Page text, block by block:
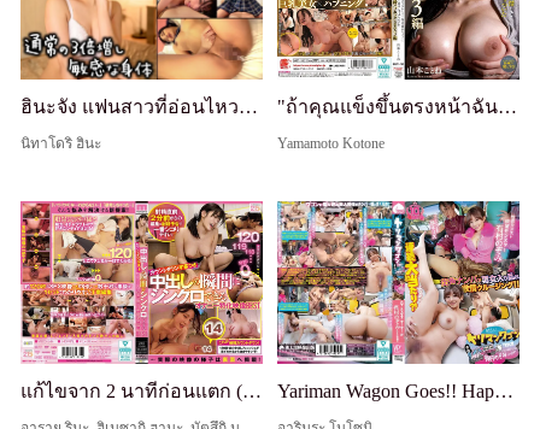
ฮินะจัง แฟนสาวที่อ่อนไหวและเสียวของฉันที่ระลึกถึงประสบการณ์ในอดีตและมีความอ่อนไหวมากขึ้นสามเท่าของปกติ
นิทาโดริ ฮินะ
"ถ้าคุณแข็งขึ้นตรงหน้าฉัน... ฉันก็จะเปียกด้วย..." SEX จริง 3: สาวสวยนมใหญ่ตื่นเต้นกับควยแข็งของผู้ชายแล้วดูดเอง - Kotone Yamamoto
Yamamoto Kotone
แก้ไขจาก 2 นาทีก่อนแตก (ง่ายที่สุดในการชักว่าวด้วยการแสดงตัวอย่างการแตก! วิดีโอที่เน้นการชักว่าวที่ดีที่สุดพร้อมคำบรรยายใต้ภาพนับถอยหลังเพื่อซิงค์กับช่วงเวลาที่แตกใน) Yariman Wagon Goes!! Happening A Go-Go!! การเดินทางแปลกประหลาดของโนโซมิ อาริมูระ และลิซ - แจ็คพอตติดต่อกันโดยไม่คาดคิด!? การเก็บคนที่มุมถนนกับชายหญิงที่ผสมปนเปกันในความใคร่ล่องเรือ!!